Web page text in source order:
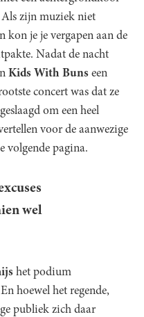
Als zijn muziek niet
kon je je vergapen aan de
Nadat de nacht
Kids With Buns een
concert was dat ze
om een heel
voor de aanwezige
volgende pagina.
wel
het podium
hoewel het regende,
publiek zich daar